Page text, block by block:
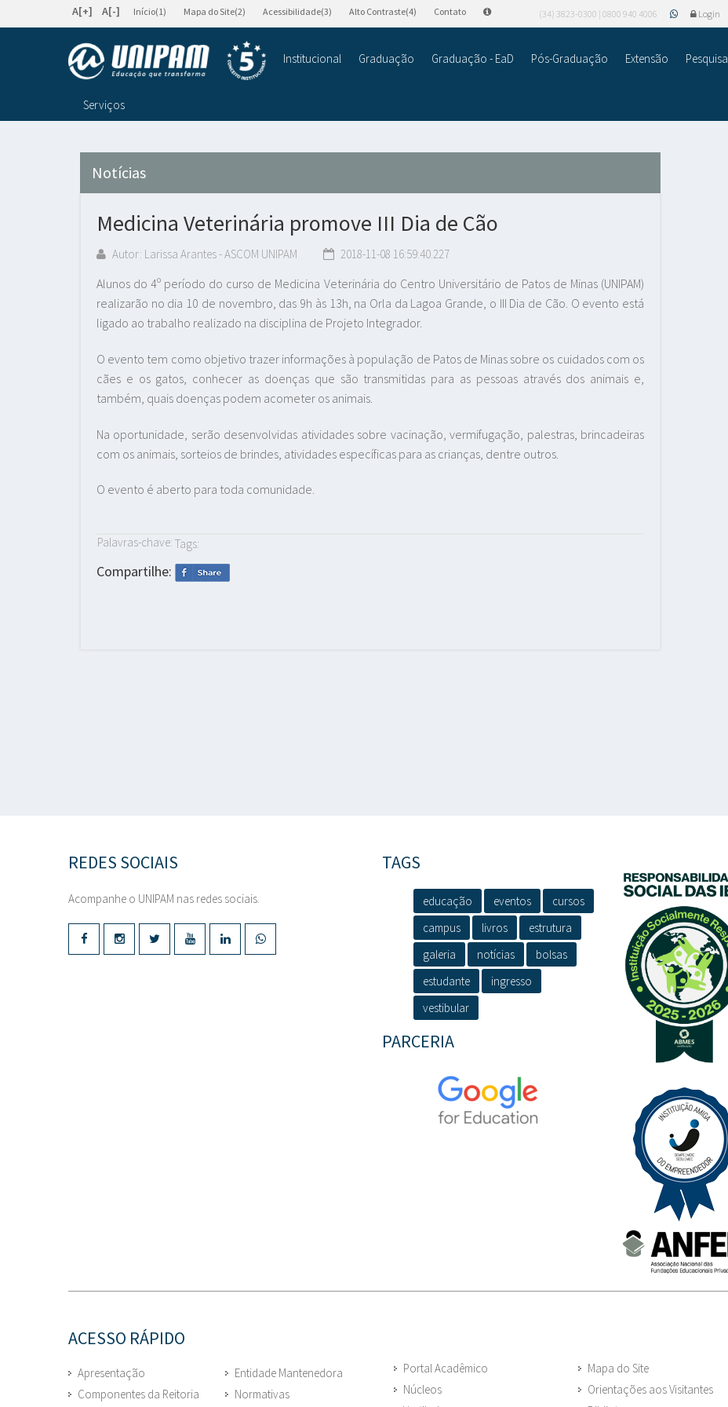
A[+] A[-] Início(1) Mapa do Site(2) Acessibilidade(3) Alto Contraste(4) Contato (34) 3823-0300 | 0800 940 4006 Login
Institucional Graduação Graduação - EaD Pós-Graduação Extensão Pesquisa
Serviços
Notícias
Medicina Veterinária promove III Dia de Cão
Autor: Larissa Arantes - ASCOM UNIPAM 2018-11-08 16:59:40.227
Alunos do 4º período do curso de Medicina Veterinária do Centro Universitário de Patos de Minas (UNIPAM)
realizarão no dia 10 de novembro, das 9h às 13h, na Orla da Lagoa Grande, o III Dia de Cão. O evento está
ligado ao trabalho realizado na disciplina de Projeto Integrador.
O evento tem como objetivo trazer informações à população de Patos de Minas sobre os cuidados com os
cães e os gatos, conhecer as doenças que são transmitidas para as pessoas através dos animais e,
também, quais doenças podem acometer os animais.
Na oportunidade, serão desenvolvidas atividades sobre vacinação, vermifugação, palestras, brincadeiras
com os animais, sorteios de brindes, atividades específicas para as crianças, dentre outros.
O evento é aberto para toda comunidade.
Palavras-chave: Tags:
Compartilhe:
REDES SOCIAIS
Acompanhe o UNIPAM nas redes sociais.
TAGS
educação eventos
cursos
campus
livros
estrutura
galeria
notícias
bolsas
estudante
ingresso
vestibular
PARCERIA
ACESSO RÁPIDO
Apresentação
Componentes da Reitoria
Entidade Mantenedora
Normativas
Portal Acadêmico
Núcleos
Mapa do Site
Orientações aos Visitantes